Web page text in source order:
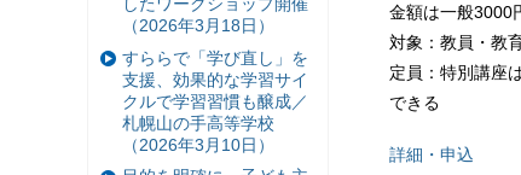
金額は一般3000
対象：教員・教
定員：特別講座
できる
詳細・申込
（2026年3月18日）
すららで「学び直し」を
支援、効果的な学習サイ
クルで学習習慣も醸成／
札幌山の手高等学校
（2026年3月10日）